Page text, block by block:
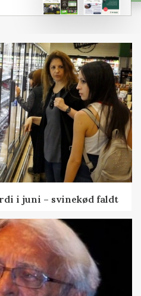
i juni – svinekød faldt